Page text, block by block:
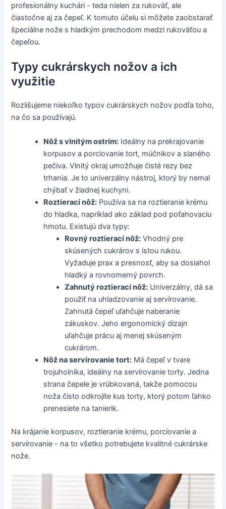
profesionálny kuchári - teda nielen za rukoväť, ale
čiastočne aj za čepeľ. K tomuto účelu si môžete zaobstarať
špeciálne nože s hladkým prechodom medzi rukoväťou a
čepeľou.
Typy cukrárskych nožov a ich
využitie
Rozlišujeme niekoľko typov cukrárskych nožov podľa toho,
na čo sa používajú.
Nôž s vlnitým ostrím: Ideálny na prekrajovanie
korpusov a porciovanie tort, múčnikov a slaného
pečiva. Vlnitý okraj umožňuje čisté rezy bez
trhania. Je to univerzálny nástroj, ktorý by nemal
chýbať v žiadnej kuchyni.
Roztierací nôž: Používa sa na roztieranie krému
do hladka, napríklad ako základ pod poťahovaciu
hmotu. Existujú dva typy:
Rovný roztierací nôž: Vhodný pre
skúsených cukrárov s istou rukou.
Vyžaduje prax a presnosť, aby sa dosiahol
hladký a rovnomerný povrch.
Zahnutý roztierací nôž: Univerzálny, dá sa
použiť na uhladzovanie aj servírovanie.
Zahnutá čepeľ uľahčuje naberanie
zákuskov. Jeho ergonomický dizajn
uľahčuje prácu aj menej skúseným
cukrárom.
Nôž na servírovanie tort: Má čepeľ v tvare
trojuholníka, ideálny na servírovanie torty. Jedna
strana čepele je vrúbkovaná, takže pomocou
noža čisto odkrojíte kus torty, ktorý potom ľahko
prenesiete na tanierik.
Na krájanie korpusov, roztieranie krému, porciovanie a
servírovanie - na to všetko potrebujete kvalitné cukrárske
nože.